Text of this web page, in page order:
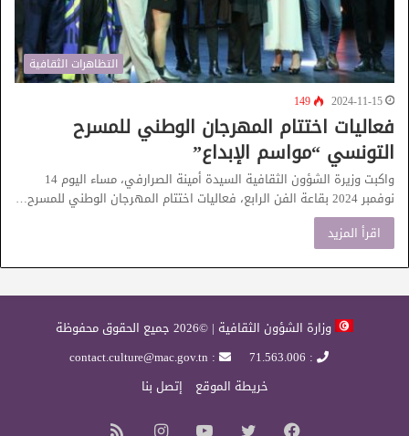
التظاهرات الثقافية
2024-11-15
149
فعاليات اختتام المهرجان الوطني للمسرح
التونسي “مواسم الإبداع”
واكبت وزيرة الشؤون الثقافية السيدة أمينة الصرارفي، مساء اليوم 14
نوفمبر 2024 بقاعة الفن الرابع، فعاليات اختتام المهرجان الوطني للمسرح…
اقرأ المزيد
وزارة الشؤون الثقافية | ©2026 جميع الحقوق محفوظة
: 71.563.006
: contact.culture@mac.gov.tn
خريطة الموقع
إتصل بنا